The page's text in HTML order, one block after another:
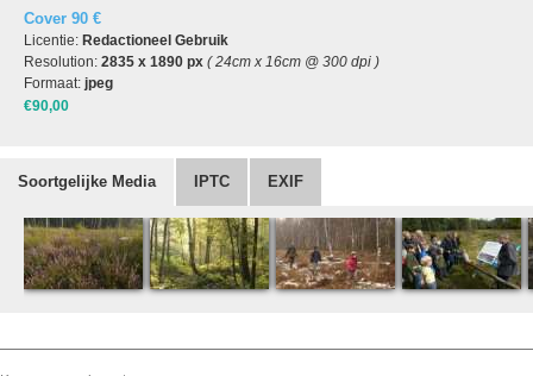
Cover 90 €
Licentie: Redactioneel Gebruik
Resolution: 2835 x 1890 px ( 24cm x 16cm @ 300 dpi )
Formaat: jpeg
€90,00
Soortgelijke Media IPTC EXIF